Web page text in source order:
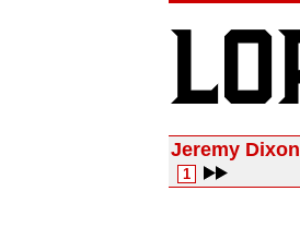
Jeremy Dixon
1